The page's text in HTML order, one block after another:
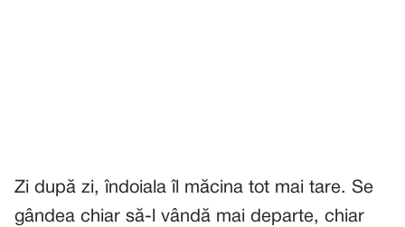
Zi după zi, îndoiala îl măcina tot mai tare. Se
gândea chiar să-l vândă mai departe, chiar